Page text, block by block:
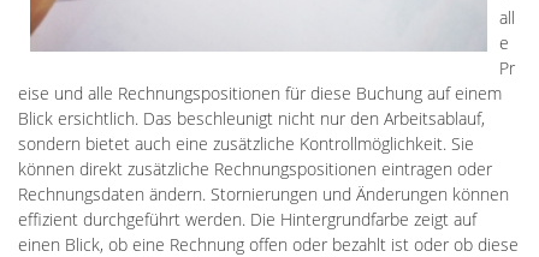
all
e
Pr
eise und alle Rechnungspositionen für diese Buchung auf einem
Blick ersichtlich. Das beschleunigt nicht nur den Arbeitsablauf,
sondern bietet auch eine zusätzliche Kontrollmöglichkeit. Sie
können direkt zusätzliche Rechnungspositionen eintragen oder
Rechnungsdaten ändern. Stornierungen und Änderungen können
effizient durchgeführt werden. Die Hintergrundfarbe zeigt auf
einen Blick, ob eine Rechnung offen oder bezahlt ist oder ob diese